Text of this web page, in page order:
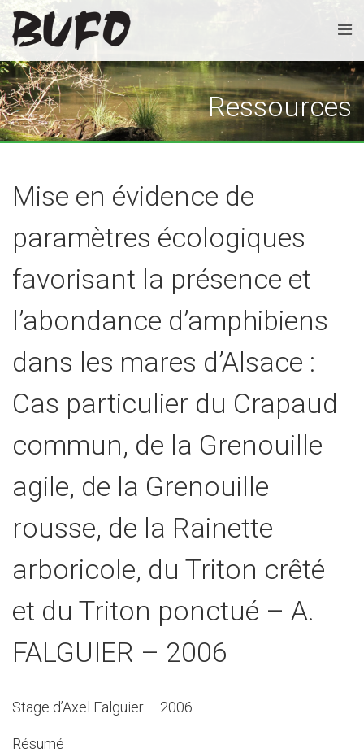
Ressources
Mise en évidence de
paramètres écologiques
favorisant la présence et
l’abondance d’amphibiens
dans les mares d’Alsace :
Cas particulier du Crapaud
commun, de la Grenouille
agile, de la Grenouille
rousse, de la Rainette
arboricole, du Triton crêté
et du Triton ponctué – A.
FALGUIER – 2006
Stage d’Axel Falguier – 2006
Résumé